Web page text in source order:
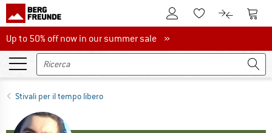
Al conto clienteAlla lista
Al Al
Up to 50% off now in our summer sale
Up to 50% off now in our summer sale »
Stivali per il tempo libero